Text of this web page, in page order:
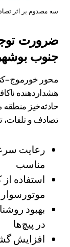
سه مصدوم بر اثر
ضرورت
جنوب
محور
هشداردهنده
حادثه‌خیز
تصادف و تلفات،
رعایت
مناسب
استفاده از
بهبود
در پیچ‌ها
افزایش